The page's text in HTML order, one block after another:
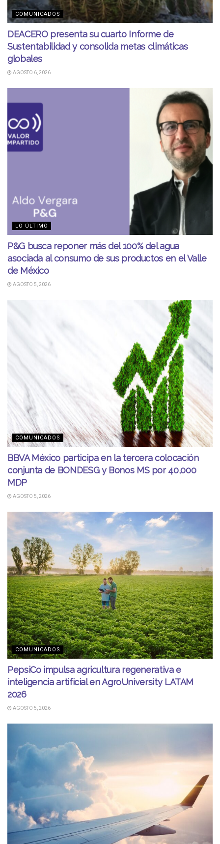
COMUNICADOS
DEACERO presenta su cuarto Informe de
Sustentabilidad y consolida metas climáticas
globales
AGOSTO 6, 2026
LO ÚLTIMO
P&G busca reponer más del 100% del agua
asociada al consumo de sus productos en el Valle
de México
AGOSTO 5, 2026
COMUNICADOS
BBVA México participa en la tercera colocación
conjunta de BONDESG y Bonos MS por 40,000
MDP
AGOSTO 5, 2026
COMUNICADOS
PepsiCo impulsa agricultura regenerativa e
inteligencia artificial en AgroUniversity LATAM
2026
AGOSTO 5, 2026